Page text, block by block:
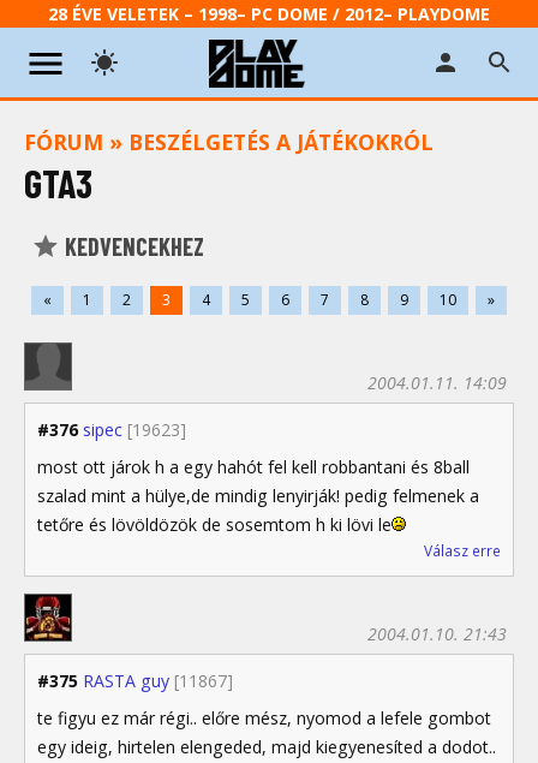
28 ÉVE VELETEK – 1998– PC DOME / 2012– PLAYDOME
FÓRUM » BESZÉLGETÉS A JÁTÉKOKRÓL
GTA3
KEDVENCEKHEZ
« 1 2 3 4 5 6 7 8 9 10 »
#376 sipec [19623]
2004.01.11. 14:09
most ott járok h a egy hahót fel kell robbantani és 8ball
szalad mint a hülye,de mindig lenyirják! pedig felmenek a
tetőre és lövöldözök de sosemtom h ki lövi le
Válasz erre
#375 RASTA guy [11867]
2004.01.10. 21:43
te figyu ez már régi.. előre mész, nyomod a lefele gombot
egy ideig, hirtelen elengeded, majd kiegyenesíted a dodot..